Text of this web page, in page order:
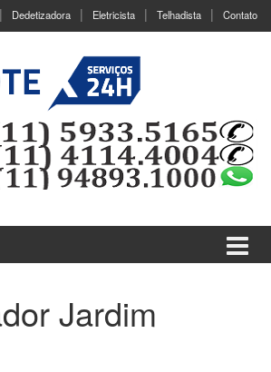
Dedetizadora Eletricista Telhadista Contato
Jardim